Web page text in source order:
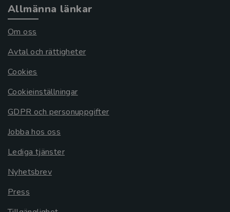
Allmänna länkar
Om oss
Avtal och rättigheter
Cookies
Cookieinställningar
GDPR och personuppgifter
Jobba hos oss
Lediga tjänster
Nyhetsbrev
Press